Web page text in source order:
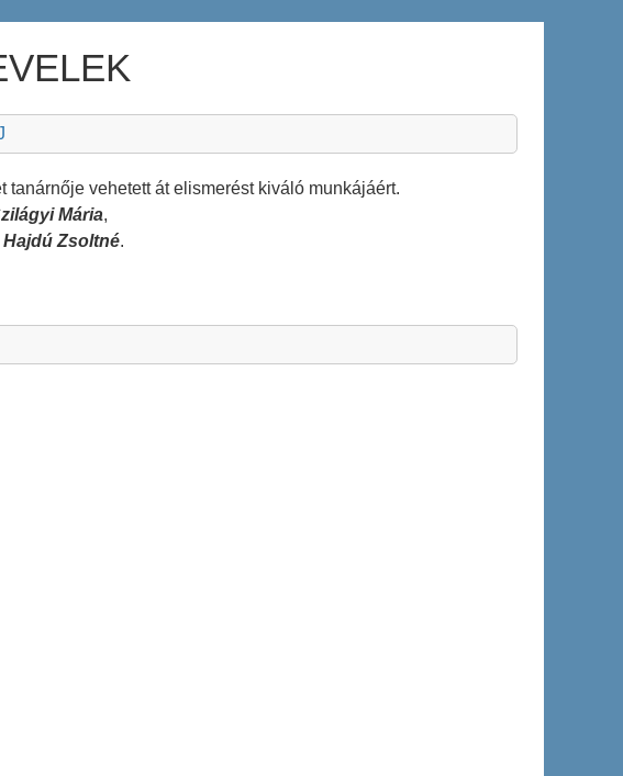
vehetett át elismerést kiváló munkájáért.
Mária,
Hajdú Zsoltné.